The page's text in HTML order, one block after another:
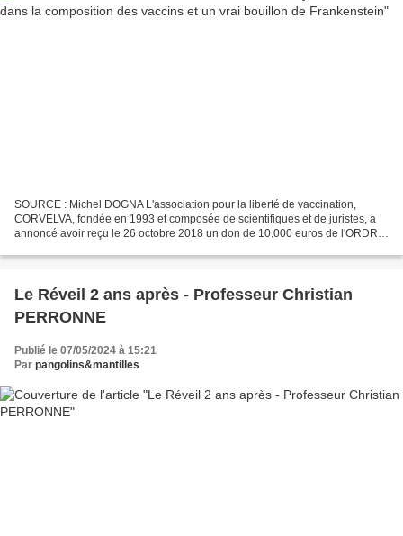
SOURCE : Michel DOGNA L'association pour la liberté de vaccination,
CORVELVA, fondée en 1993 et composée de scientifiques et de juristes, a
annoncé avoir reçu le 26 octobre 2018 un don de 10.000 euros de l'ORDRE
Le Réveil 2 ans après - Professeur Christian
PERRONNE
Publié le 07/05/2024 à 15:21
Par pangolins&mantilles